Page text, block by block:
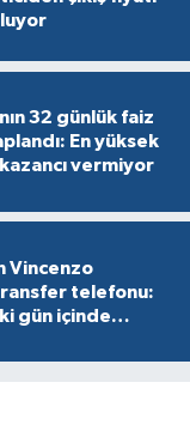
32 günlük faiz
En yüksek
vermiyor
Vincenzo
telefonu:
gün içinde